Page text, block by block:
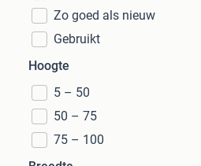
Zo goed als nieuw
Gebruikt
Hoogte
5 – 50
50 – 75
75 – 100